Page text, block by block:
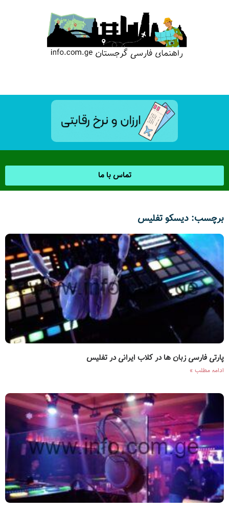
تماس با ما
برچسب: دیسکو تفلیس
پارتی فارسی زبان ها در کلاب ایرانی در تفلیس
ادامه مطلب »